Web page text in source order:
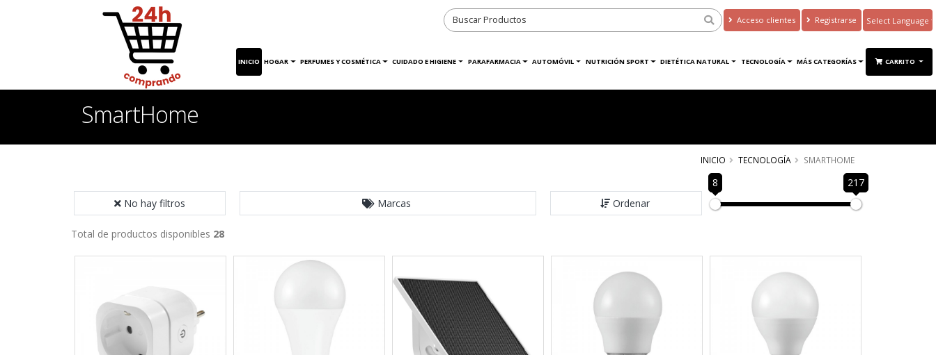
Acceso clientes Registrarse
Translate
INICIO HOGAR PERFUMES Y COSMÉTICA CUIDADO E HIGIENE PARAFARMACIA AUTOMÓVIL NUTRICIÓN SPORT DIETÉTICA NATURAL TECNOLOGÍA MÁS CATEGORÍAS CARRITO
SmartHome
INICIO TECNOLOGÍA SMARTHOME
No hay filtros Marcas Ordenar
8 217
Total de productos disponibles 28